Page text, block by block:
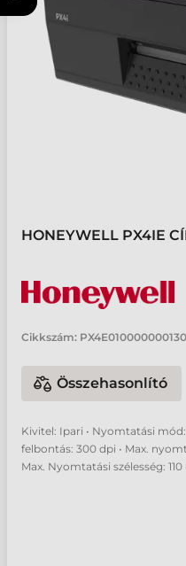
HONEYWELL PX4IE
Cikkszám: PX4E010000000130
Összehasonlító
Kivitel: Ipari • Nyomtatási
felbontás: 300 dpi • Max.
Max. Nyomtatási szélesség: